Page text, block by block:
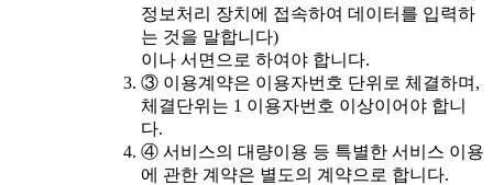
정보처리 장치에 접속하여 데이터를 입력하
는 것을 말합니다)
이나 서면으로 하여야 합니다.
③ 이용계약은 이용자번호 단위로 체결하며,
체결단위는 1 이용자번호 이상이어야 합니
다.
④ 서비스의 대량이용 등 특별한 서비스 이용
에 관한 계약은 별도의 계약으로 합니다.